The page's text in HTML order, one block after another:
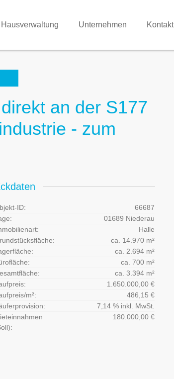
Hausverwaltung Unternehmen Kontakt
an der S177
- zum
ID:
66687
01689 Niederau
Halle
ca. 14.970 m²
ca. 2.694 m²
ca. 700 m²
ca. 3.394 m²
1.650.000,00 €
m²:
486,15 €
7,14 % inkl. MwSt.
180.000,00 €